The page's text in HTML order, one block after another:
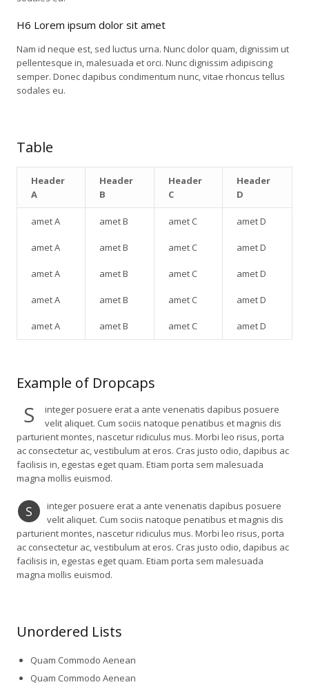
H6 Lorem ipsum dolor sit amet
Nam id neque est, sed luctus urna. Nunc dolor quam, dignissim ut
pellentesque in, malesuada et orci. Nunc dignissim adipiscing
semper. Donec dapibus condimentum nunc, vitae rhoncus tellus
sodales eu.
Table
Header
A
Header
B
Header
C
Header
D
amet A amet B amet C amet D
amet A amet B amet C amet D
amet A amet B amet C amet D
amet A amet B amet C amet D
amet A amet B amet C amet D
Example of Dropcaps
S
integer posuere erat a ante venenatis dapibus posuere
velit aliquet. Cum sociis natoque penatibus et magnis dis
parturient montes, nascetur ridiculus mus. Morbi leo risus, porta
ac consectetur ac, vestibulum at eros. Cras justo odio, dapibus ac
facilisis in, egestas eget quam. Etiam porta sem malesuada
magna mollis euismod.
S
integer posuere erat a ante venenatis dapibus posuere
velit aliquet. Cum sociis natoque penatibus et magnis dis
parturient montes, nascetur ridiculus mus. Morbi leo risus, porta
ac consectetur ac, vestibulum at eros. Cras justo odio, dapibus ac
facilisis in, egestas eget quam. Etiam porta sem malesuada
magna mollis euismod.
Unordered Lists
Quam Commodo Aenean
Quam Commodo Aenean